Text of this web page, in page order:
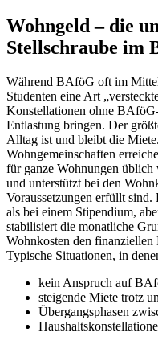
Wohngeld – die
Stellschraube im
Während BAföG oft im
Studenten eine Art
Konstellationen ohne
Entlastung bringen. Der
Alltag ist und bleibt die
Wohngemeinschaften
für ganze Wohnungen üblich
und unterstützt bei den
Voraussetzungen erfüllt
als bei einem Stipendium,
stabilisiert die monatliche
Wohnkosten den
Typische Situationen, in
kein Anspruch auf
steigende Miete trotz
Übergangsphasen